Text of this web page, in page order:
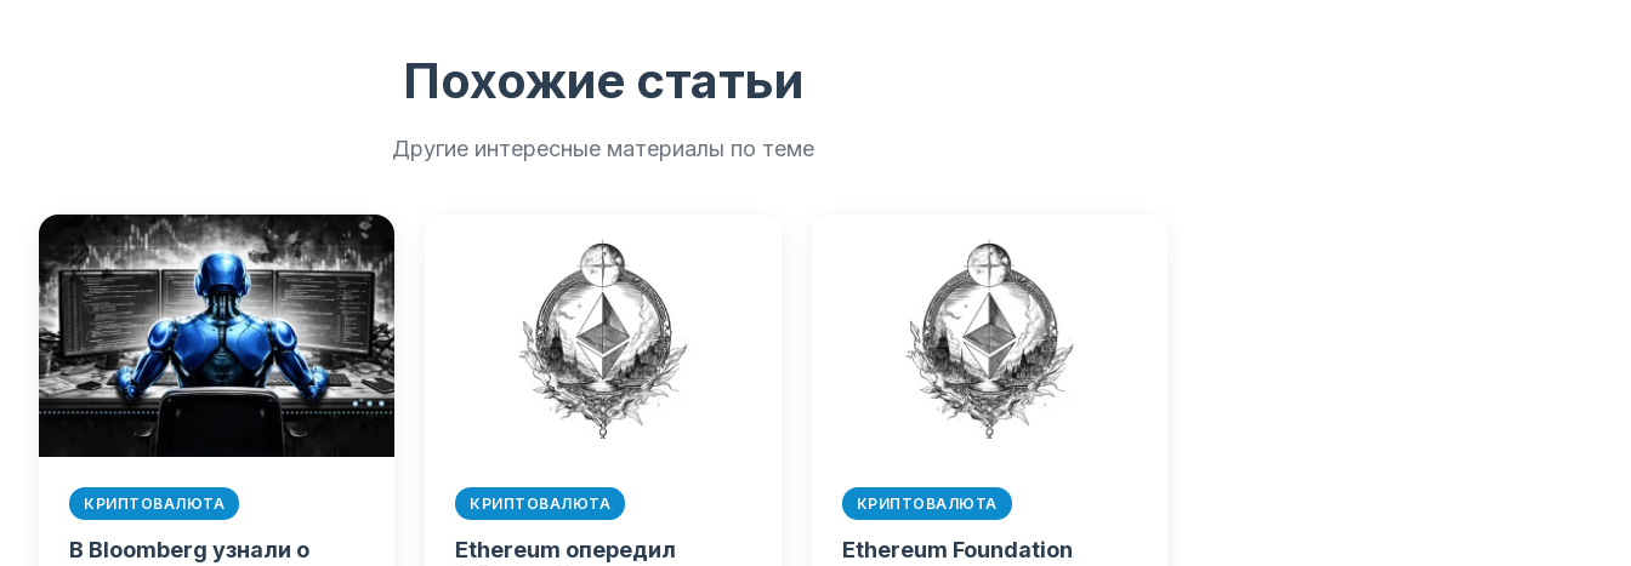
Похожие статьи
Другие интересные материалы по теме
КРИПТОВАЛЮТА
В Bloomberg узнали о
КРИПТОВАЛЮТА
Ethereum опередил
КРИПТОВАЛЮТА
Ethereum Foundation